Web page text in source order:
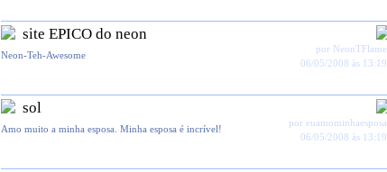
por NeonTFlame
06/05/2008 às 13:19
site EPICO do neon
Neon-Teh-Awesome
por euamominhaesposa
06/05/2008 às 13:19
sol
Amo muito a minha esposa. Minha esposa é incrível!